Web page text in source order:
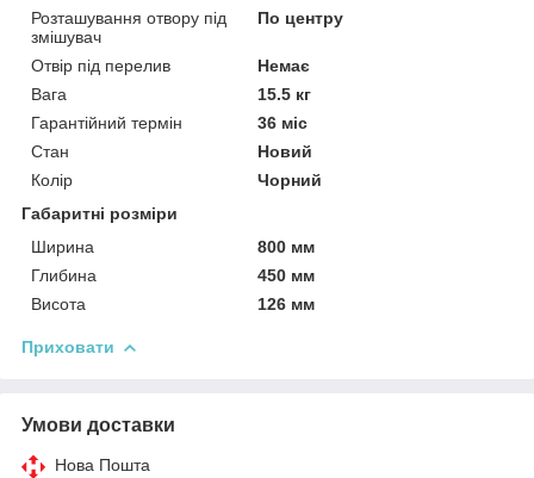
Розташування отвору під
змішувач
По центру
Отвір під перелив
Немає
Вага
15.5 кг
Гарантійний термін
36 міс
Стан
Новий
Колір
Чорний
Габаритні розміри
Ширина
800 мм
Глибина
450 мм
Висота
126 мм
Приховати
Умови доставки
Нова Пошта